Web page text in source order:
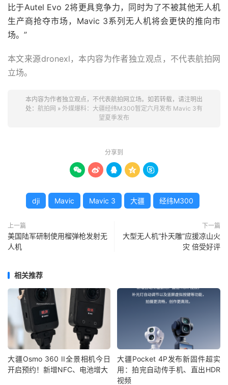
比于Autel Evo 2将更具竞争力，同时为了不被其他无人机
生产商抢夺市场，Mavic 3系列无人机将会更快的推向市
场。”
本文来源dronexl，本内容为作者独立观点，不代表航拍网
立场。
本内容为作者独立观点，不代表航拍网立场。如若转载，请注明出
处： 航拍网 » 外媒爆料：大疆经纬M300暂定六月发布 Mavic 3有
望夏季发布
分享到
    
dji Mavic Mavic 3 大疆 经纬M300
上一篇
美国陆军研制使用榴弹枪发射无
人机
下一篇
大型无人机“扑天雕”应援凉山火
灾 倍受好评
相关推荐
大疆Osmo 360 II全景相机今日
开启预约！新增NFC、电池增大
大疆Pocket 4P发布新固件超实
用：拍完自动传手机、直出HDR
视频